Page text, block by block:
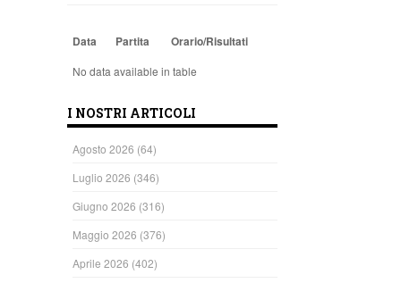
Data Partita Orario/Risultati
No data available in table
I NOSTRI ARTICOLI
Agosto 2026 (64)
Luglio 2026 (346)
Giugno 2026 (316)
Maggio 2026 (376)
Aprile 2026 (402)